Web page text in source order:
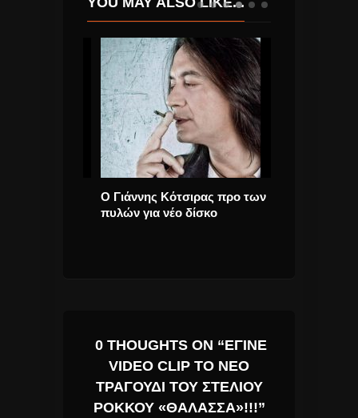
Ο Γιάννης Κότσιρας προ των
πυλών για νέο δίσκο
0 THOUGHTS ON “ΈΓΙΝΕ
VIDEO CLIP ΤΟ ΝΈΟ
ΤΡΑΓΟΎΔΙ ΤΟΥ ΣΤΈΛΙΟΥ
ΡΌΚΚΟΥ «ΘΆΛΑΣΣΑ»!!!”